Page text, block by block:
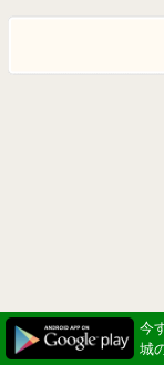
今
城